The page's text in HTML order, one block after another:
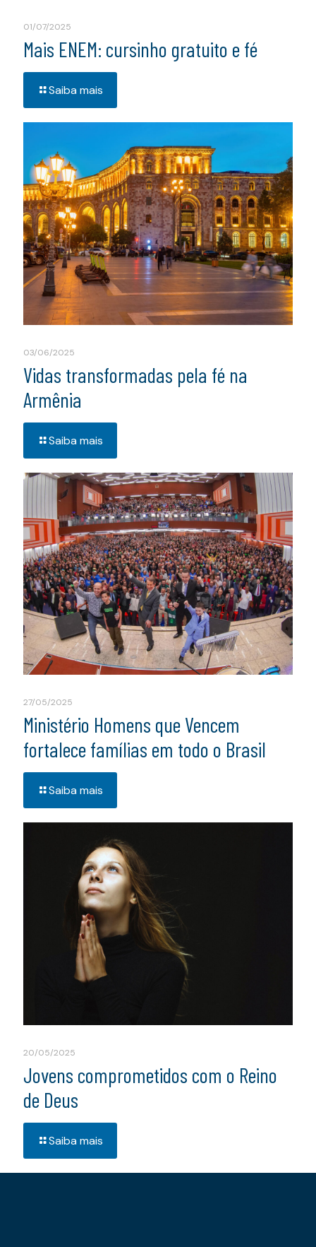
01/07/2025
Mais ENEM: cursinho gratuito e fé
Saiba mais
03/06/2025
Vidas transformadas pela fé na
Armênia
Saiba mais
27/05/2025
Ministério Homens que Vencem
fortalece famílias em todo o Brasil
Saiba mais
20/05/2025
Jovens comprometidos com o Reino
de Deus
Saiba mais